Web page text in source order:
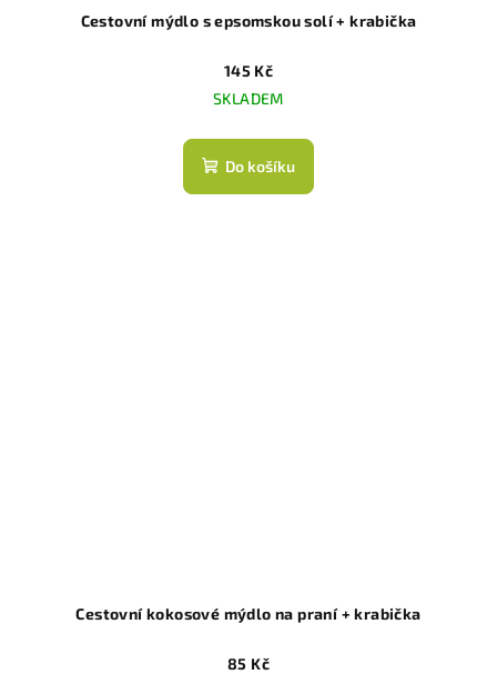
Cestovní mýdlo s epsomskou solí + krabička
145 Kč
SKLADEM
Do košíku
Cestovní kokosové mýdlo na praní + krabička
85 Kč